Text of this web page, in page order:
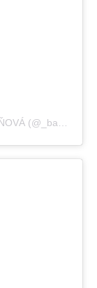
Príspevok, ktorý zdieľa BARBORA ŠVIDRAŇOVÁ (@_basie_)